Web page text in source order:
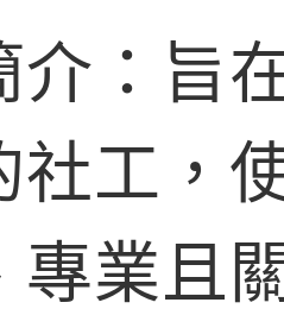
介：旨
社工，
專業且